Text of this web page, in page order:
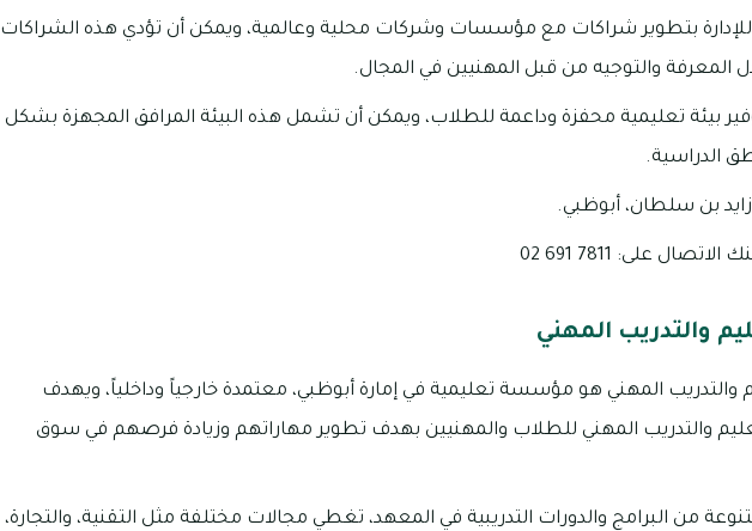
بتطوير شراكات مع مؤسسات وشركات محلية وعالمية، ويمكن أن تؤدي هذه الشراكات
المعرفة والتوجيه من قبل المهنيين في المجال.
بيئة تعليمية محفزة وداعمة للطلاب، ويمكن أن تشمل هذه البيئة المرافق المجهزة بشكل
الدراسية.
بن سلطان، أبوظبي.
على: 7811 691 02
والتدريب المهني
والتدريب المهني هو مؤسسة تعليمية في إمارة أبوظبي، معتمدة خارجياً وداخلياً، ويهدف
والتدريب المهني للطلاب والمهنيين بهدف تطوير مهاراتهم وزيادة فرصهم في سوق
من البرامج والدورات التدريبية في المعهد، تغطي مجالات مختلفة مثل التقنية، والتجارة،